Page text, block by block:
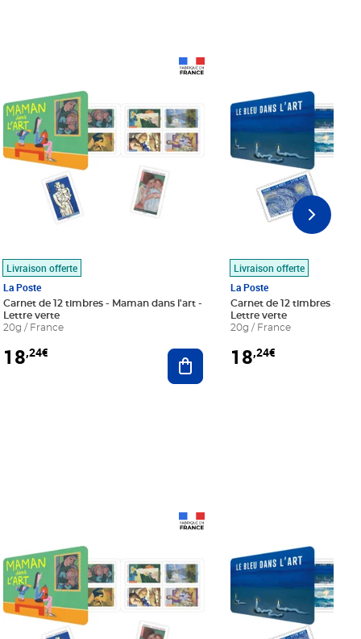
au panier
Livraison offerte
La Poste
Carnet de 12 timbres - Maman dans l'art -
Lettre verte
20g / France
18,24€ Ajouter au panier
Livraison offerte
La Poste
Carnet de 12 timbres - Le
Lettre verte
20g / France
18,24€